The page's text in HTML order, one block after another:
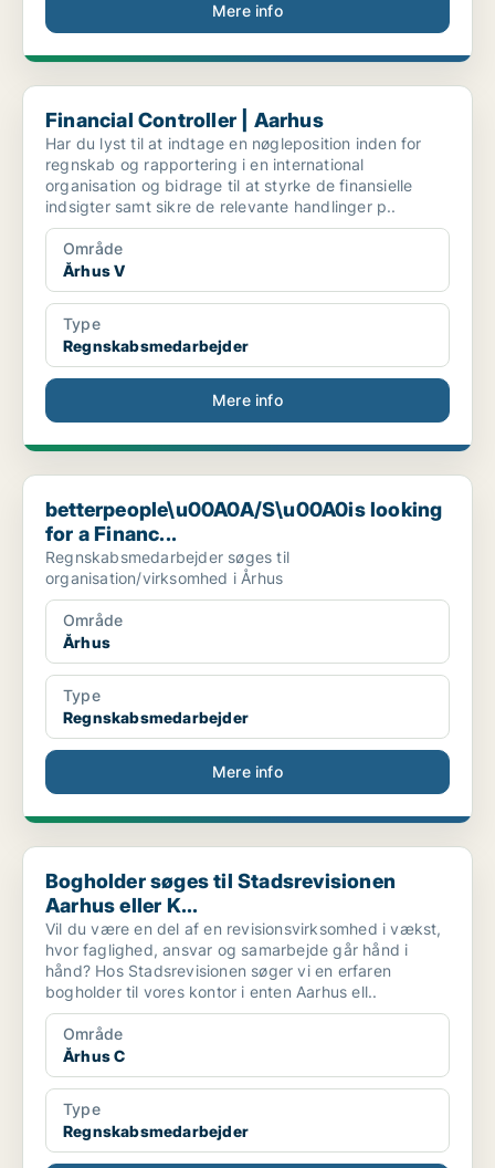
Mere info
Financial Controller | Aarhus
Financial Controller | Aarhus
Har du lyst til at indtage en nøgleposition inden for
regnskab og rapportering i en international
organisation og bidrage til at styrke de finansielle
indsigter samt sikre de relevante handlinger p..
Område
Århus V
Type
Regnskabsmedarbejder
Mere info
betterpeople\u00A0A/S\u00A0is looking for a Financ...
betterpeople\u00A0A/S\u00A0is looking
for a Financ...
Regnskabsmedarbejder søges til
organisation/virksomhed i Århus
Område
Århus
Type
Regnskabsmedarbejder
Mere info
Bogholder søges til Stadsrevisionen Aarhus eller K...
Bogholder søges til Stadsrevisionen
Aarhus eller K...
Vil du være en del af en revisionsvirksomhed i vækst,
hvor faglighed, ansvar og samarbejde går hånd i
hånd? Hos Stadsrevisionen søger vi en erfaren
bogholder til vores kontor i enten Aarhus ell..
Område
Århus C
Type
Regnskabsmedarbejder